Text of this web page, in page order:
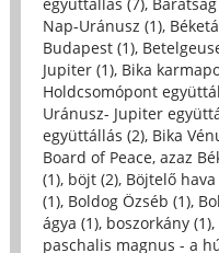
Nap-Uránusz (1),
Budapest (1),
Jupiter (1), Bika
Holdcsomópont
Uránusz- Jupiter
együttállás (2), Bika
Board of Peace, azaz
(1), böjt (2), Böjtelő hava
(1), Boldog Özséb (1),
ágya (1), boszorkány (1),
paschalis magnus - a